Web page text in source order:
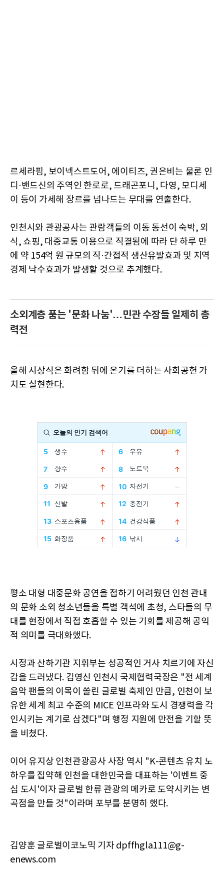
르세라핌, 보이넥스트도어, 에이티즈, 권은비는 물론 인
디·밴드신의 주역인 한로로, 드래곤포니, 다영, 모디세
이 등이 가세해 장르를 넘나드는 무대를 연출한다.
인천시와 관광공사는 관람객들의 이동 동선이 숙박, 외
식, 쇼핑, 대중교통 이용으로 직결됨에 따라 단 하루 만
에 약 154억 원 규모의 직·간접적 생산유발효과 및 지역
경제 낙수효과가 발생할 것으로 추계했다.
소외계층 품는 '문화 나눔'…민관 수장들 일제히 총
력전
올해 시상식은 화려함 뒤에 온기를 더하는 사회공헌 가
치도 실현한다.
평소 대형 대중문화 공연을 접하기 어려웠던 인천 관내
의 문화 소외 청소년들을 특별 객석에 초청, 스타들의 무
대를 현장에서 직접 호흡할 수 있는 기회를 제공해 공익
적 의미를 극대화했다.
시정과 산하기관 지휘부는 성공적인 거사 치르기에 자신
감을 드러냈다. 김영신 인천시 국제협력국장은 "전 세계
음악 팬들의 이목이 쏠린 글로벌 축제인 만큼, 인천이 보
유한 세계 최고 수준의 MICE 인프라와 도시 경쟁력을 각
인시키는 계기로 삼겠다"며 행정 지원에 만전을 기할 뜻
을 비쳤다.
이어 유지상 인천관광공사 사장 역시 "K-콘텐츠 유치 노
하우를 집약해 인천을 대한민국을 대표하는 '이벤트 중
심 도시'이자 글로벌 한류 관광의 메카로 도약시키는 변
곡점을 만들 것"이라며 포부를 분명히 했다.
김양훈 글로벌이코노믹 기자 dpffhgla111@g-
enews.com